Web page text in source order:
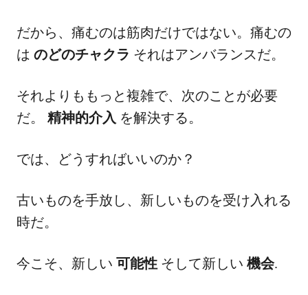
だから、痛むのは筋肉だけではない。痛むの
は のどのチャクラ それはアンバランスだ。
それよりももっと複雑で、次のことが必要
だ。 精神的介入 を解決する。
では、どうすればいいのか？
古いものを手放し、新しいものを受け入れる
時だ。
今こそ、新しい 可能性 そして新しい 機会.